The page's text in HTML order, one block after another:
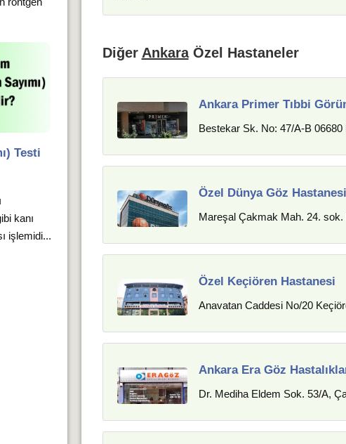
Diğer AnkaraÖzel Hastaneler
Ankara Primer Tıbbi
Bestekar Sk. No: 47/A-B 06680
Özel Dünya Göz
Mareşal Çakmak Mah. 24.
Özel Keçiören Hastanesi
Anavatan Caddesi No/20
Ankara Era Göz
Dr. Mediha Eldem Sok. 53/A,
Testi
kanı
işlemidi...